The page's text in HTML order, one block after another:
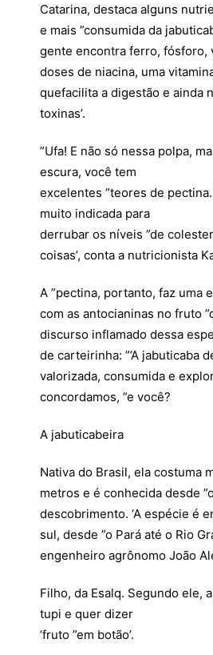
Catarina, destaca alguns
e mais ”consumida da
gente encontra ferro, fósforo,
doses de niacina, uma
quefacilita a digestão e ainda
toxinas’.
”Ufa! E não só nessa polpa,
escura, você tem
excelentes ”teores de
muito indicada para
derrubar os níveis ”de
coisas’, conta a nutricionista
A ”pectina, portanto, faz uma
com as antocianinas no fruto
discurso inflamado dessa
de carteirinha: ”’A jabuticaba
valorizada, consumida e
concordamos, ”e você?
A jabuticabeira
Nativa do Brasil, ela costuma
metros e é conhecida desde
descobrimento. ‘A espécie é
sul, desde ”o Pará até o Rio
engenheiro agrônomo João
Filho, da Esalq. Segundo ele,
tupi e quer dizer
‘fruto ”em botão’.